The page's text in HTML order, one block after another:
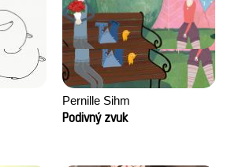
Pernille Sihm
Podivný zvuk